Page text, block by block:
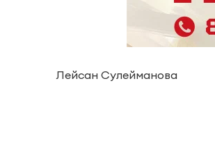
Лейсан Сулейманова